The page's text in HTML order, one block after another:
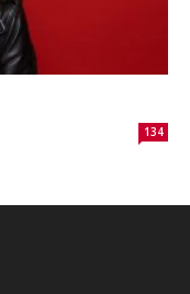
134